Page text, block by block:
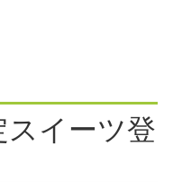
イーツ登